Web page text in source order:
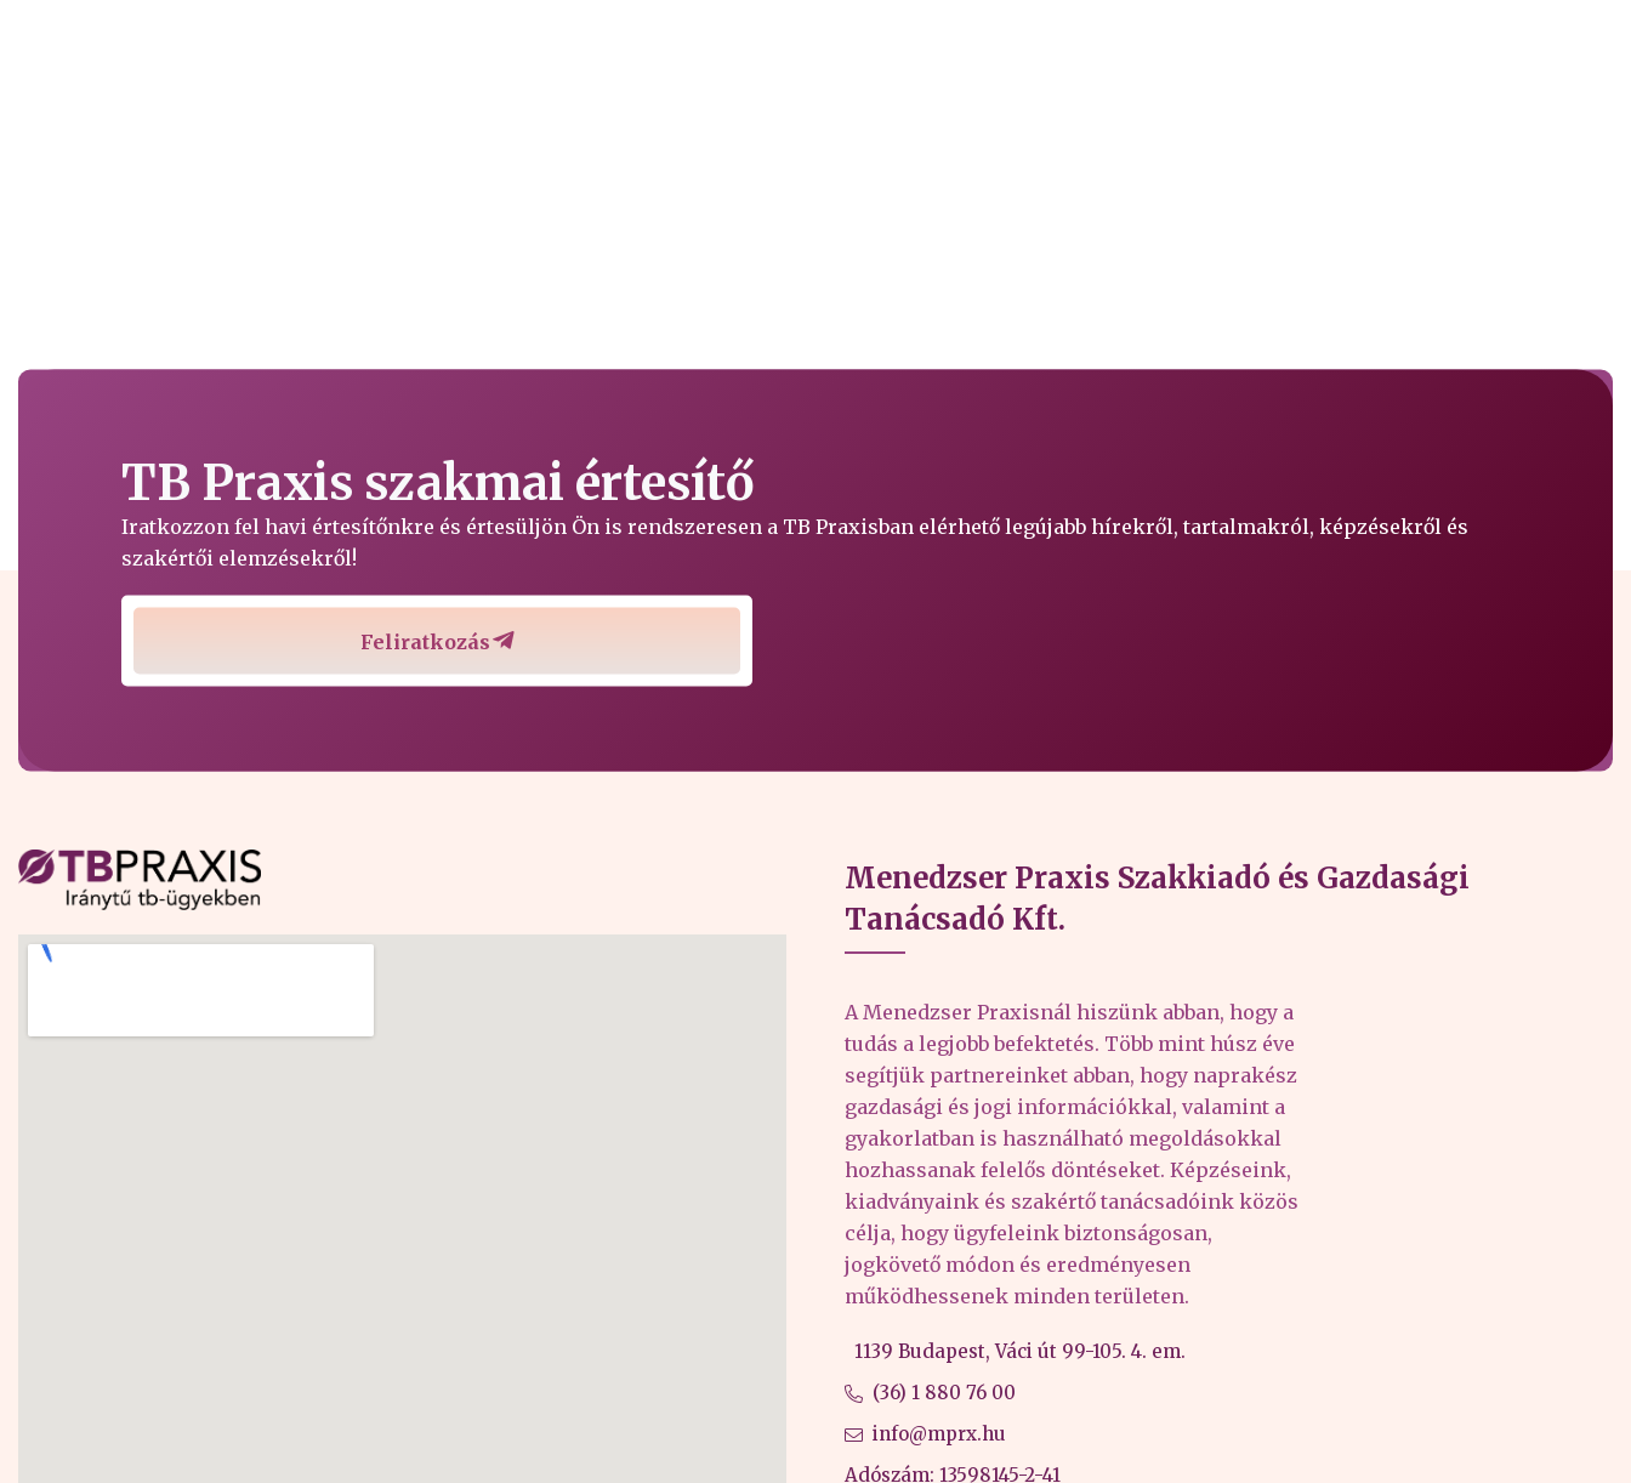
TB Praxis szakmai értesítő
Iratkozzon fel havi értesítőnkre és értesüljön Ön is rendszeresen a TB Praxisban elérhető legújabb hírekről, tartalmakról, képzésekről és
szakértői elemzésekről!
Feliratkozás
Menedzser Praxis Szakkiadó és Gazdasági
Tanácsadó Kft.
A Menedzser Praxisnál hiszünk abban, hogy a
tudás a legjobb befektetés. Több mint húsz éve
segítjük partnereinket abban, hogy naprakész
gazdasági és jogi információkkal, valamint a
gyakorlatban is használható megoldásokkal
hozhassanak felelős döntéseket. Képzéseink,
kiadványaink és szakértő tanácsadóink közös
célja, hogy ügyfeleink biztonságosan,
jogkövető módon és eredményesen
működhessenek minden területen.
1139 Budapest, Váci út 99-105. 4. em.
(36) 1 880 76 00
info@mprx.hu
Adószám: 13598145-2-41